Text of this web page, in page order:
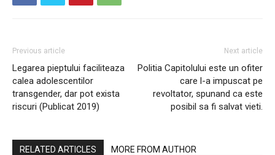
Previous article
Legarea pieptului faciliteaza
calea adolescentilor
transgender, dar pot exista
riscuri (Publicat 2019)
Next article
Politia Capitolului este un ofiter
care l-a impuscat pe
revoltator, spunand ca este
posibil sa fi salvat vieti.
RELATED ARTICLES MORE FROM AUTHOR